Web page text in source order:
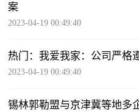
案
2023-04-19 00:49:40
热门：我爱我家：公司严格
2023-04-19 00:49:40
锡林郭勒盟与京津冀等地多